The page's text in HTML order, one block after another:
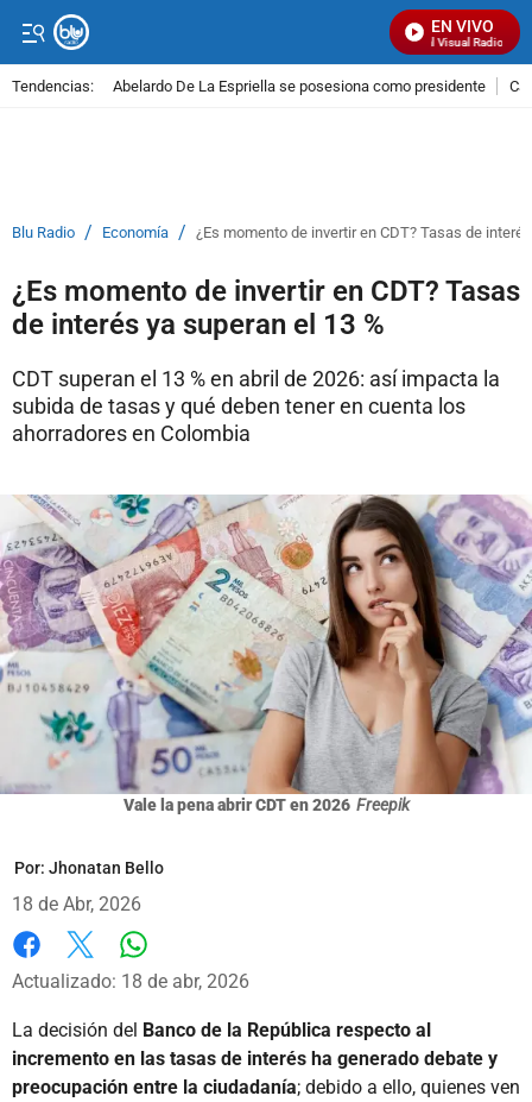
EN VIVO
Señal Visual Radio
Tendencias: Abelardo De La Espriella se posesiona como presidente
Blu Radio / Economía / ¿Es momento de invertir en CDT? Tasas de
¿Es momento de invertir en CDT? Tasas
de interés ya superan el 13 %
CDT superan el 13 % en abril de 2026: así impacta la
subida de tasas y qué deben tener en cuenta los
ahorradores en Colombia
Vale la pena abrir CDT en 2026 Freepik
Por: Jhonatan Bello
18 de Abr, 2026
Facebook
X
Actualizado: 18 de abr, 2026
La decisión del Banco de la República respecto al
incremento en las tasas de interés ha generado debate y
preocupación entre la ciudadanía; debido a ello, quienes ven